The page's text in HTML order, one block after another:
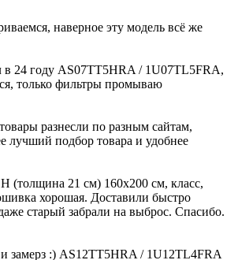
наверное эту модель всё же
в 24 году AS07TT5HRA / 1U07TL5FRA,
только фильтры промываю
разнесли по разным сайтам,
лучший подбор товара и удобнее
21 см) 160х200 см, класс,
хорошая. Доставили быстро
старый забрали на выброс. Спасибо.
замерз :) AS12TT5HRA / 1U12TL4FRA